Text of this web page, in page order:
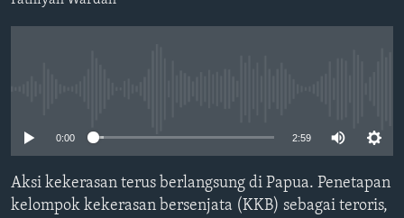
0:00 2:59
Aksi kekerasan terus berlangsung di Papua. Penetapan
kelompok kekerasan bersenjata (KKB) sebagai teroris,